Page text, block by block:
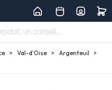
Val-d'Oise
Argenteuil